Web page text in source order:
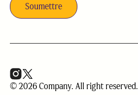
© 2026 Company. All right reserved.